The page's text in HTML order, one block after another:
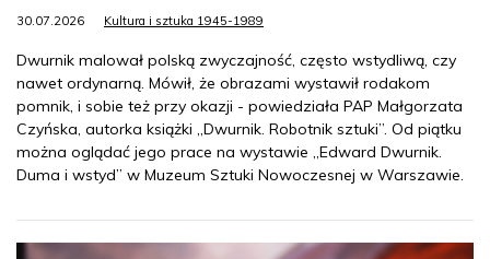
30.07.2026 Kultura i sztuka 1945-1989
Dwurnik malował polską zwyczajność, często wstydliwą, czy
nawet ordynarną. Mówił, że obrazami wystawił rodakom
pomnik, i sobie też przy okazji - powiedziała PAP Małgorzata
Czyńska, autorka książki „Dwurnik. Robotnik sztuki”. Od piątku
można oglądać jego prace na wystawie „Edward Dwurnik.
Duma i wstyd” w Muzeum Sztuki Nowoczesnej w Warszawie.